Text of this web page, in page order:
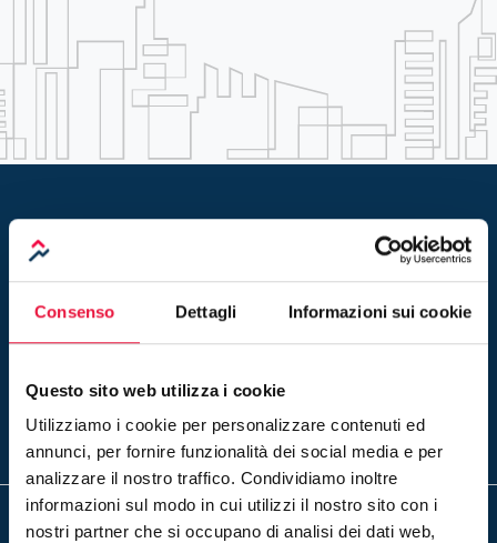
Consenso Dettagli Informazioni sui cookie
Questo sito web utilizza i cookie
Utilizziamo i cookie per personalizzare contenuti ed
annunci, per fornire funzionalità dei social media e per
analizzare il nostro traffico. Condividiamo inoltre
informazioni sul modo in cui utilizzi il nostro sito con i
nostri partner che si occupano di analisi dei dati web,
Rimani aggiornato sulle nuove
vendite! Iscriviti alla newsletter
Iscriviti
Inserendo il tuo indirizzo e-mail ed iscrivendoti alla newsletter
accetti la nostraprivacy policy